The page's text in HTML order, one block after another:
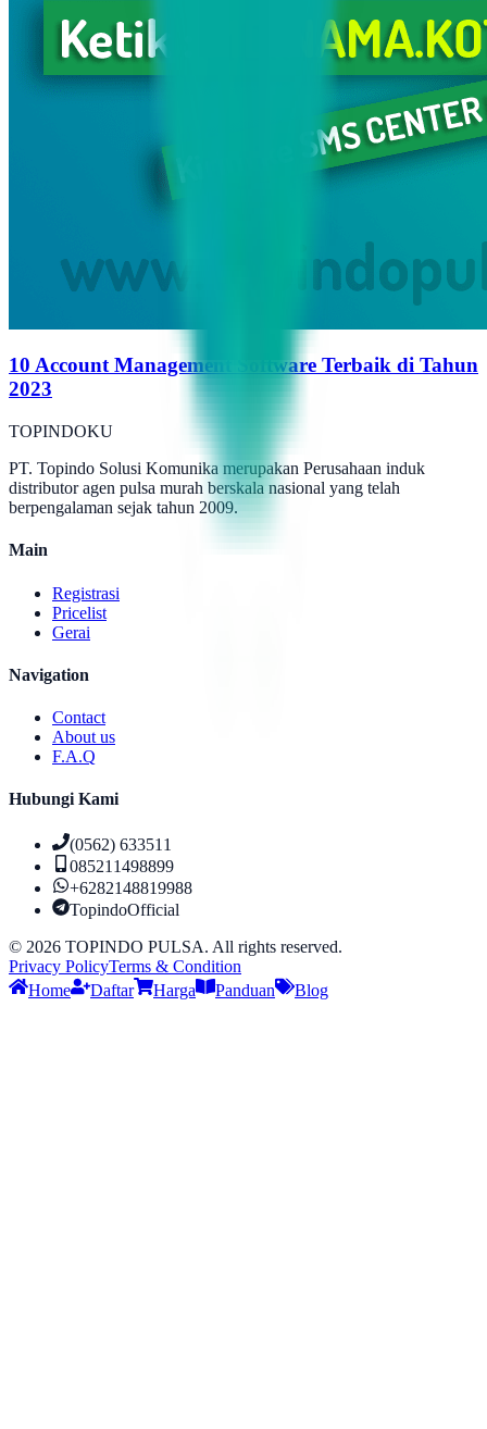
10 Account Management Software Terbaik di Tahun
2023
TOPINDOKU
PT. Topindo Solusi Komunika merupakan Perusahaan induk
distributor agen pulsa murah berskala nasional yang telah
berpengalaman sejak tahun 2009.
Main
Registrasi
Pricelist
Gerai
Navigation
Contact
About us
F.A.Q
Hubungi Kami
(0562) 633511
085211498899
+6282148819988
TopindoOfficial
© 2026 TOPINDO PULSA. All rights reserved.
Privacy PolicyTerms & Condition
Home
Daftar Harga Panduan Blog